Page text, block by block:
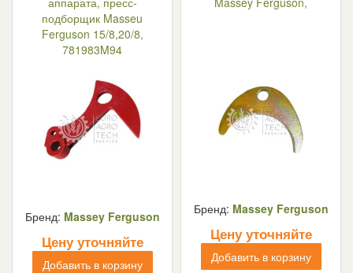
подборщик Masseu
Ferguson 15/8,20/8,
781983M94
Бренд: Massey Ferguson
Цену уточняйте
Добавить в корзину
Бренд: Massey Ferguson
Цену уточняйте
Добавить в корзину